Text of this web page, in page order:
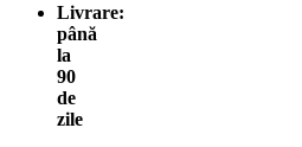
Livrare:
până
la
90
de
zile